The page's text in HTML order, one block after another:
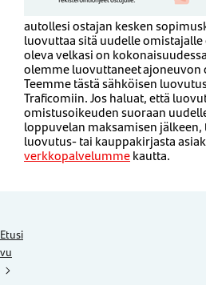
autollesi ostajan kesken
luovuttaa sitä uudelle
oleva velkasi on
olemme luovuttaneet ajoneuvon
Teemme tästä sähköisen
Traficomiin. Jos haluat, että
omistusoikeuden suoraan
loppuvelan maksamisen
luovutus- tai kauppakirjasta
verkkopalvelummekautta.
Etusi
vu